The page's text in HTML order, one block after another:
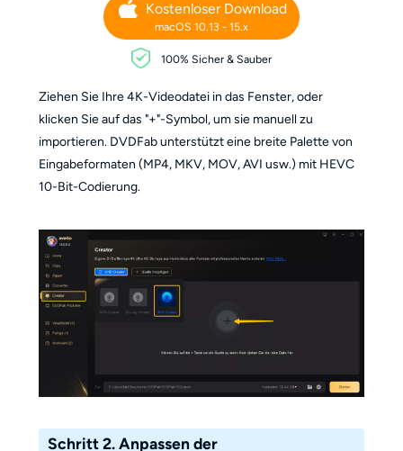
Kostenloser Download
macOS 10.13 - 15.x
100% Sicher & Sauber
Ziehen Sie Ihre 4K-Videodatei in das Fenster, oder
klicken Sie auf das "+"-Symbol, um sie manuell zu
importieren. DVDFab unterstützt eine breite Palette von
Eingabeformaten (MP4, MKV, MOV, AVI usw.) mit HEVC
10-Bit-Codierung.
Schritt 2. Anpassen der